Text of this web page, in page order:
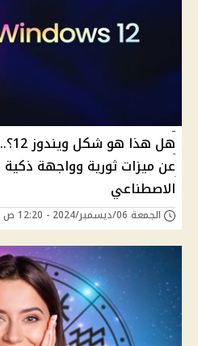
هل
عن ميزات ثورية وواجهة ذكية
الاصطناعي
الجمعة 06/ديسمبر/2024 - 12:20 ص